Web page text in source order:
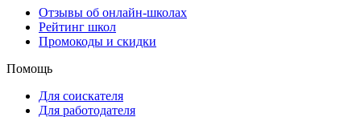
Отзывы об онлайн-школах
Рейтинг школ
Промокоды и скидки
Помощь
Для соискателя
Для работодателя